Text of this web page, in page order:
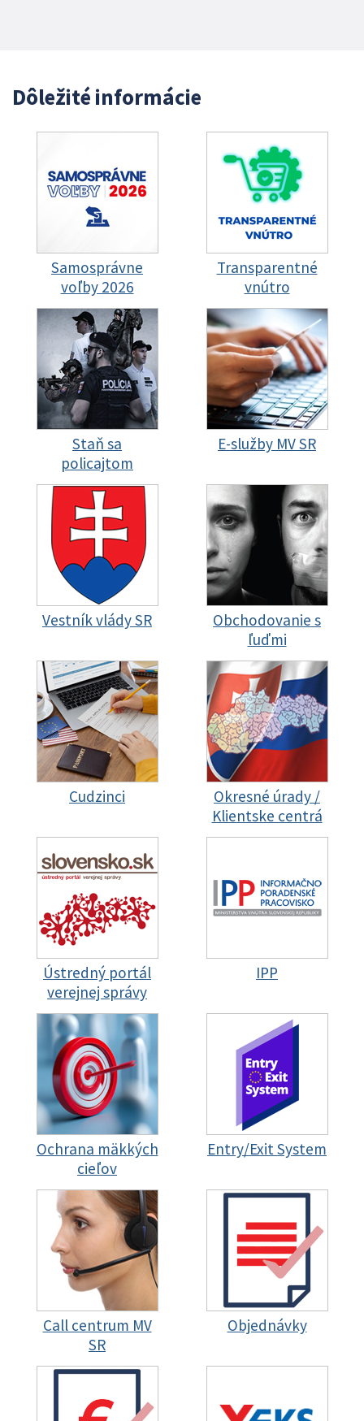
Dôležité informácie
Samosprávne
voľby 2026
Transparentné
vnútro
Staň sa
policajtom
E-služby MV SR
Vestník vlády SR
Obchodovanie s
ľuďmi
Cudzinci
Okresné úrady /
Klientske centrá
Ústredný portál
verejnej správy
IPP
Ochrana mäkkých
cieľov
Entry/Exit System
Call centrum MV
SR
Objednávky